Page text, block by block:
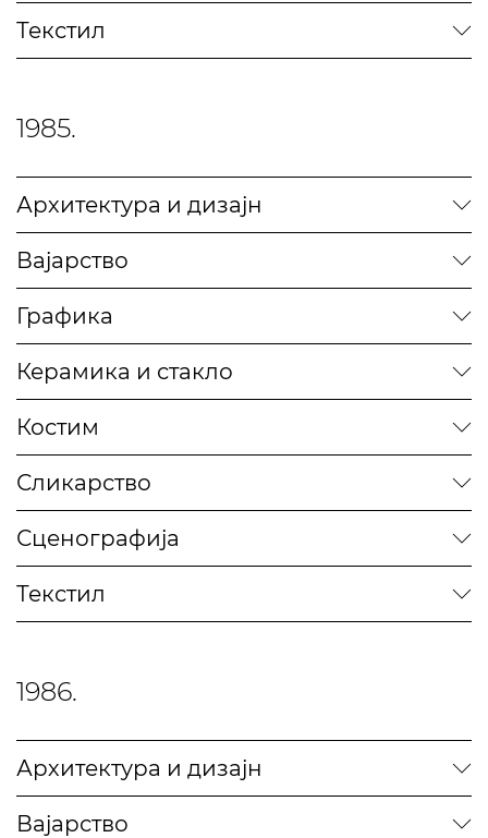
Текстил
1985.
Архитектура и дизајн
Вајарство
Графика
Керамика и стакло
Костим
Сликарство
Сценографија
Текстил
1986.
Архитектура и дизајн
Вајарство